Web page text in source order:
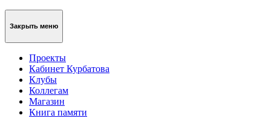
Закрыть меню
Проекты
Кабинет Курбатова
Клубы
Коллегам
Магазин
Книга памяти